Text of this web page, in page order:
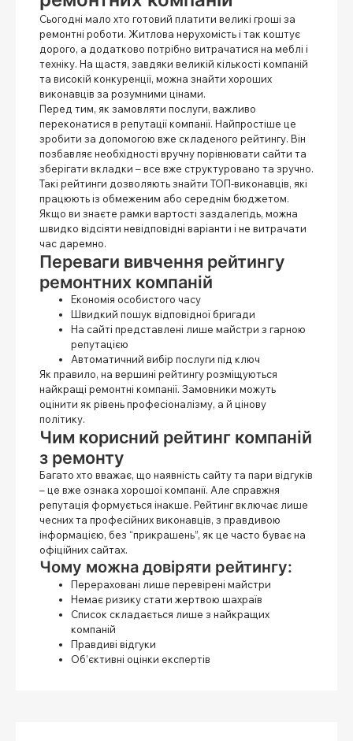
Сьогодні мало хто готовий платити великі гроші за
ремонтні роботи. Житлова нерухомість і так коштує
дорого, а додатково потрібно витрачатися на меблі і
техніку. На щастя, завдяки великій кількості компаній
та високій конкуренції, можна знайти хороших
виконавців за розумними цінами.
Перед тим, як замовляти послуги, важливо
переконатися в репутації компанії. Найпростіше це
зробити за допомогою вже складеного рейтингу. Він
позбавляє необхідності вручну порівнювати сайти та
зберігати вкладки – все вже структуровано та зручно.
Такі рейтинги дозволяють знайти ТОП-виконавців, які
працюють із обмеженим або середнім бюджетом.
Якщо ви знаєте рамки вартості заздалегідь, можна
швидко відсіяти невідповідні варіанти і не витрачати
час даремно.
Переваги вивчення рейтингу
ремонтних компаній
Економія особистого часу
Швидкий пошук відповідної бригади
На сайті представлені лише майстри з гарною
репутацією
Автоматичний вибір послуги під ключ
Як правило, на вершині рейтингу розміщуються
найкращі ремонтні компанії. Замовники можуть
оцінити як рівень професіоналізму, а й цінову
політику.
Чим корисний рейтинг компаній
з ремонту
Багато хто вважає, що наявність сайту та пари відгуків
– це вже ознака хорошої компанії. Але справжня
репутація формується інакше. Рейтинг включає лише
чесних та професійних виконавців, з правдивою
інформацією, без “прикрашень”, як це часто буває на
офіційних сайтах.
Чому можна довіряти рейтингу:
Перераховані лише перевірені майстри
Немає ризику стати жертвою шахраїв
Список складається лише з найкращих
компаній
Правдиві відгуки
Об’єктивні оцінки експертів